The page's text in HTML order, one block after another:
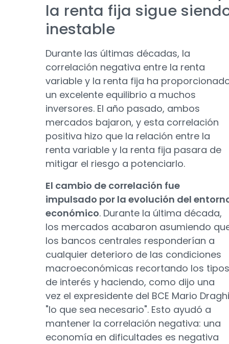
la renta fija sigue
inestable
Durante las últimas décadas, la
correlación negativa entre la renta
variable y la renta fija ha
un excelente equilibrio a muchos
inversores. El año pasado, ambos
mercados bajaron, y esta correlación
positiva hizo que la relación entre la
renta variable y la renta fija pasara de
mitigar el riesgo a potenciarlo.
El cambio de correlación fue
impulsado por la evolución del
económico. Durante la última década,
los mercados acabaron asumiendo
los bancos centrales responderían a
cualquier deterioro de las condiciones
macroeconómicas recortando los tipos
de interés y haciendo, como dijo una
vez el expresidente del BCE Mario
"lo que sea necesario". Esto ayudó a
mantener la correlación negativa: una
economía en dificultades es negativa